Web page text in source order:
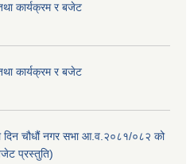
कार्यक्रम र बजेट
कार्यक्रम र बजेट
दिन चौधौं नगर सभा आ.व.२०८१/०८२ को
प्रस्तुति)